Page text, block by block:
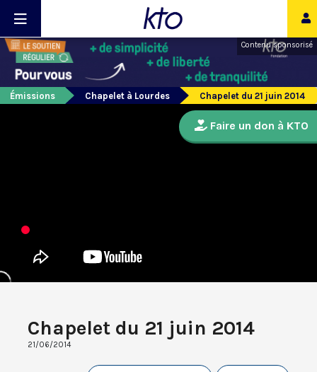
Contenu sponsorisé
Émissions Chapelet à Lourdes Chapelet du 21 juin 2014
Chapelet du 21 juin 2014
21/06/2014
Faire un don à KTO